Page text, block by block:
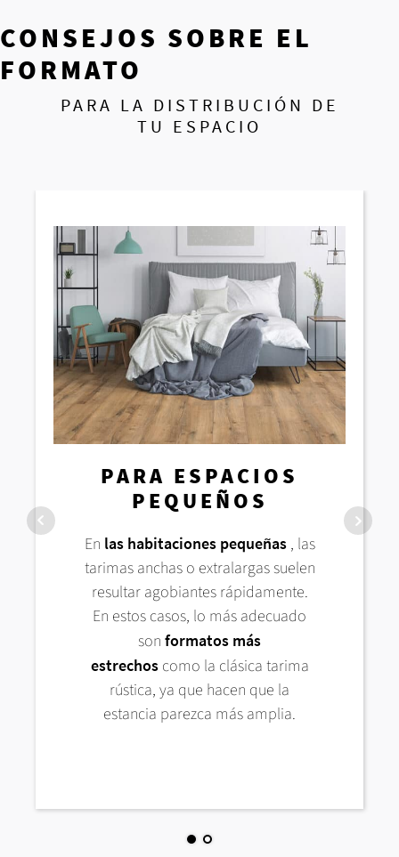
CONSEJOS SOBRE EL
FORMATO
PARA LA DISTRIBUCIÓN DE
TU ESPACIO
PARA ESPACIOS
PEQUEÑOS
En las habitaciones pequeñas, las
tarimas anchas o extralargas suelen
resultar agobiantes rápidamente.
En estos casos, lo más adecuado
son formatos más
estrechoscomo la clásica tarima
rústica, ya que hacen que la
estancia parezca más amplia.
PARA ESPACIOS
AMPLIOS
En cambio , en habitaciones grandes
pueden elegir sin problemalas tarimas
anchas o XL : resaltan la amplitud y
crean una sensación de espacio
moderno.